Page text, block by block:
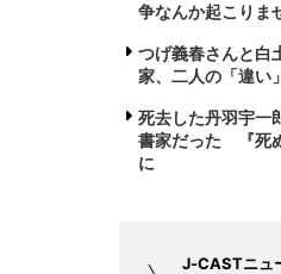
争なんか起こりま
つげ義春さんと
家、二人の「違い
死去した丹羽宇一
書家だった 『死
に
J-CASTニュ